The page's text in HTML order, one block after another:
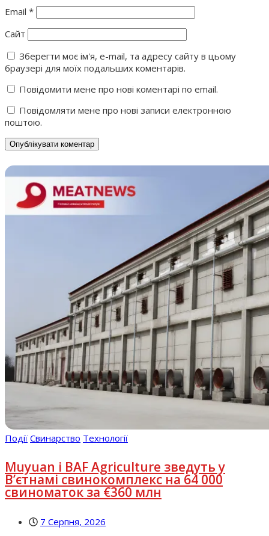
Email *
Сайт
Зберегти моє ім'я, e-mail, та адресу сайту в цьому
браузері для моїх подальших коментарів.
Повідомити мене про нові коментарі по email.
Повідомляти мене про нові записи електронною
поштою.
Події Свинарство Технології
Muyuan і BAF Agriculture зведуть у
В’єтнамі свинокомплекс на 64 000
свиноматок за €360 млн
7 Серпня, 2026